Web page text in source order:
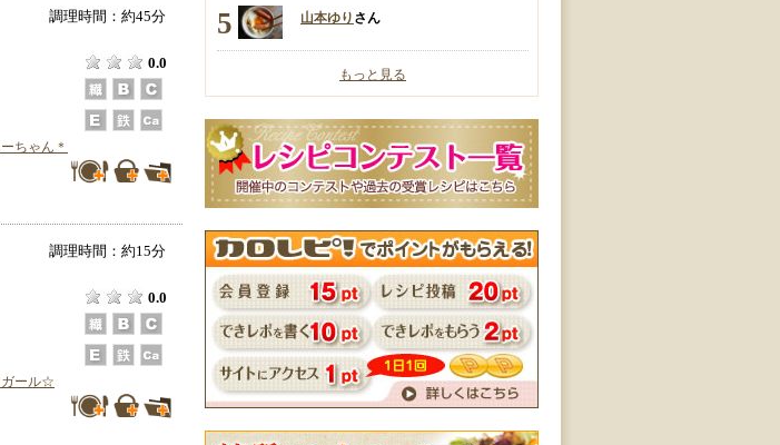
調理時間：約45分
0.0
ーちゃん＊
調理時間：約15分
0.0
ガール☆
5 山本ゆり さん
もっと見る